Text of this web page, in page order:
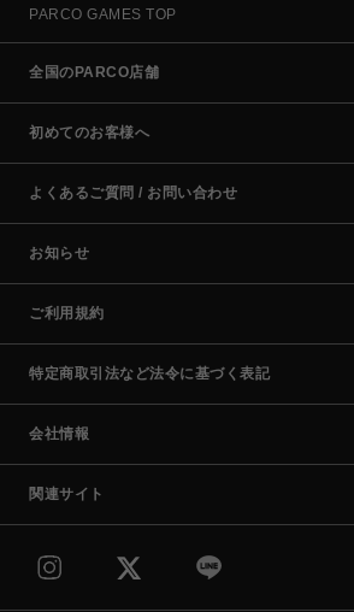
PARCO GAMES TOP
全国のPARCO店舗
初めてのお客様へ
よくあるご質問 / お問い合わせ
お知らせ
ご利用規約
特定商取引法など法令に基づく表記
会社情報
関連サイト